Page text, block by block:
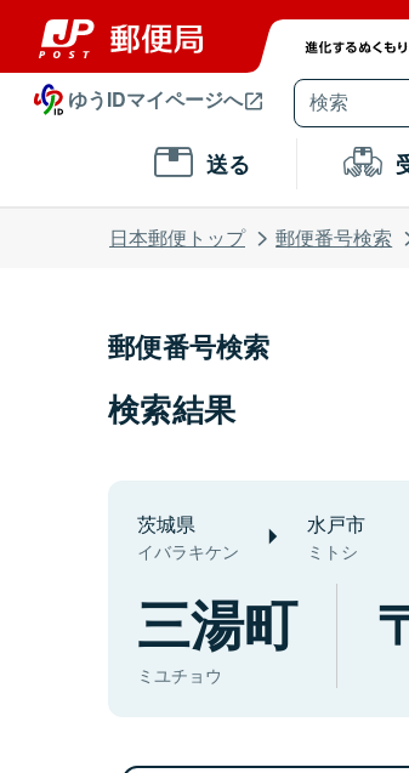
ゆうIDマイページへ
送る
日本郵便トップ 郵便番号検索
郵便番号検索
検索結果
茨城県
イバラキケン
水戸市
ミトシ
三湯町
ミユチョウ